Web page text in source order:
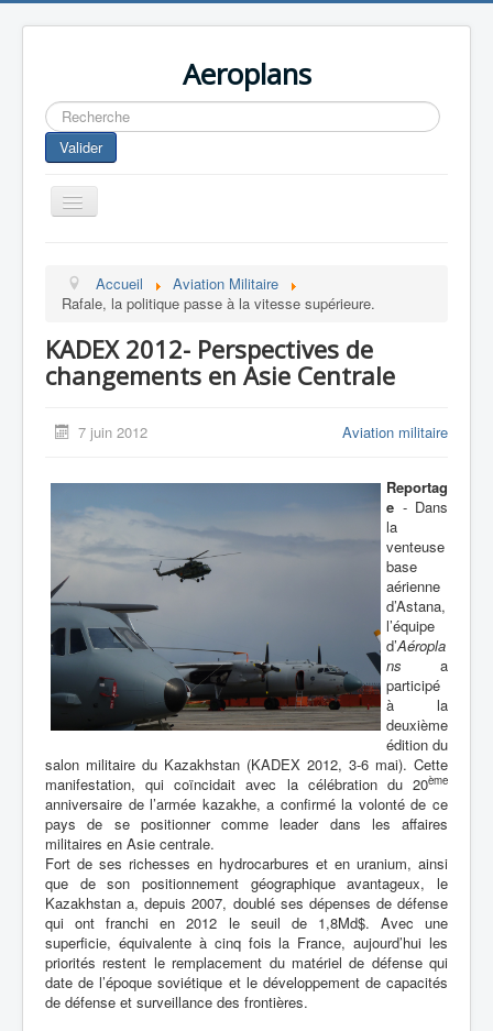
Aeroplans
Rechercher
Valider
Toggle
Navigation
Aviation Commerciale
Aviation Militaire
Drones
Accueil
Aviation Militaire
Rafale, la politique passe à la vitesse supérieure.
KADEX 2012- Perspectives de
changements en Asie Centrale
7 juin 2012 Aviation militaire
Reportag
e - Dans
la
venteuse
base
aérienne
d’Astana,
l’équipe
d’Aéropla
ns a
participé
à la
deuxième
édition du
salon militaire du Kazakhstan (KADEX 2012, 3-6 mai). Cette
manifestation, qui coïncidait avec la célébration du 20ème
anniversaire de l’armée kazakhe, a confirmé la volonté de ce
pays de se positionner comme leader dans les affaires
militaires en Asie centrale.
Fort de ses richesses en hydrocarbures et en uranium, ainsi
que de son positionnement géographique avantageux, le
Kazakhstan a, depuis 2007, doublé ses dépenses de défense
qui ont franchi en 2012 le seuil de 1,8Md$. Avec une
superficie, équivalente à cinq fois la France, aujourd’hui les
priorités restent le remplacement du matériel de défense qui
date de l’époque soviétique et le développement de capacités
de défense et surveillance des frontières.